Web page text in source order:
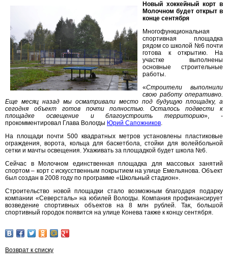
Новый хоккейный корт в
Молочном будет открыт в
конце сентября
Многофункциональная
спортивная площадка
рядом со школой №6 почти
готова к открытию. На
участке выполнены
основные строительные
работы.
«Строители выполнили
свою работу оперативно.
Еще месяц назад мы осматривали место под будущую площадку, а
сегодня объект готов почти полностью. Осталось подвести к
площадке освещение и благоустроить территорию», -
прокомментировал Глава Вологды Юрий Сапожников.
На площади почти 500 квадратных метров установлены пластиковые
ограждения, ворота, кольца для баскетбола, стойки для волейбольной
сетки и мачты освещения. Ухаживать за площадкой будет школа №6.
Сейчас в Молочном единственная площадка для массовых занятий
спортом – корт с искусственным покрытием на улице Емельянова. Объект
был создан в 2008 году по программе «Школьный стадион».
Строительство новой площадки стало возможным благодаря подарку
компании «Северсталь» на юбилей Вологды. Компания профинансирует
возведение спортивных объектов на 8 млн рублей. Так, большой
спортивный городок появится на улице Конева также к концу сентября.
Возврат к списку